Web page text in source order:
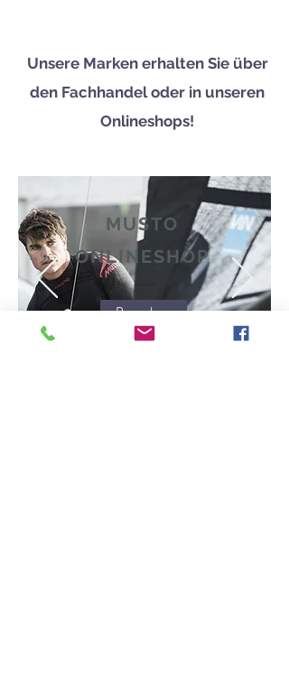
Unsere Marken erhalten Sie über
den Fachhandel oder in unseren
Onlineshops!
MUSTO
ONLINESHOP
Besuchen